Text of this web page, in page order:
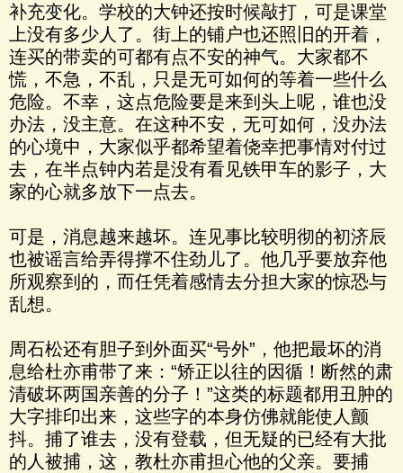
补充变化。学校的大钟还按时候敲打，可是课堂
上没有多少人了。街上的铺户也还照旧的开着，
连买的带卖的可都有点不安的神气。大家都不
慌，不急，不乱，只是无可如何的等着一些什么
危险。不幸，这点危险要是来到头上呢，谁也没
办法，没主意。在这种不安，无可如何，没办法
的心境中，大家似乎都希望着侥幸把事情对付过
去，在半点钟内若是没有看见铁甲车的影子，大
家的心就多放下一点去。
可是，消息越来越坏。连见事比较明彻的初济辰
也被谣言给弄得撑不住劲儿了。他几乎要放弃他
所观察到的，而任凭着感情去分担大家的惊恐与
乱想。
周石松还有胆子到外面买“号外”，他把最坏的消
息给杜亦甫带了来：“矫正以往的因循！断然的肃
清破坏两国亲善的分子！”这类的标题都用丑肿的
大字排印出来，这些字的本身仿佛就能使人颤
抖。捕了谁去，没有登载，但无疑的已经有大批
的人被捕，这，教杜亦甫担心他的父亲。要捕